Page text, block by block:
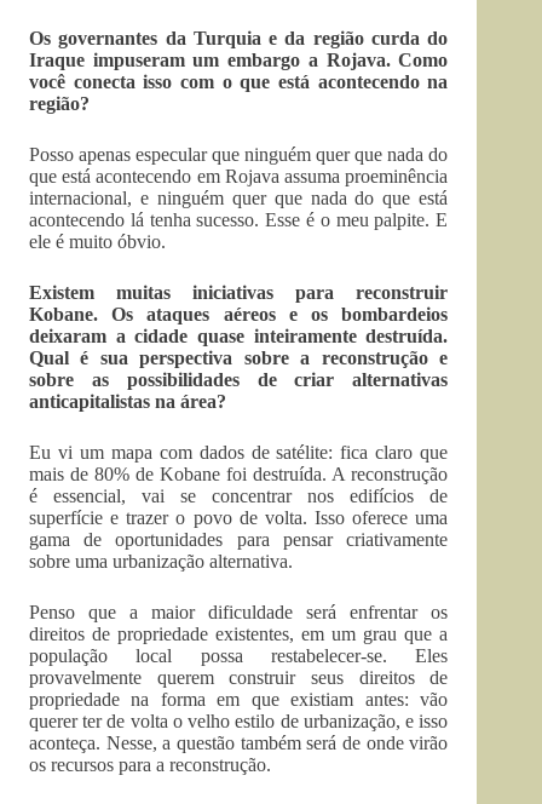
Os governantes da Turquia e da região curda do
Iraque impuseram um embargo a Rojava. Como
você conecta isso com o que está acontecendo na
região?
Posso apenas especular que ninguém quer que nada do
que está acontecendo em Rojava assuma proeminência
internacional, e ninguém quer que nada do que está
acontecendo lá tenha sucesso. Esse é o meu palpite. E
ele é muito óbvio.
Existem muitas iniciativas para reconstruir
Kobane. Os ataques aéreos e os bombardeios
deixaram a cidade quase inteiramente destruída.
Qual é sua perspectiva sobre a reconstrução e
sobre as possibilidades de criar alternativas
anticapitalistas na área?
Eu vi um mapa com dados de satélite: fica claro que
mais de 80% de Kobane foi destruída. A reconstrução
é essencial, vai se concentrar nos edifícios de
superfície e trazer o povo de volta. Isso oferece uma
gama de oportunidades para pensar criativamente
sobre uma urbanização alternativa.
Penso que a maior dificuldade será enfrentar os
direitos de propriedade existentes, em um grau que a
população local possa restabelecer-se. Eles
provavelmente querem construir seus direitos de
propriedade na forma em que existiam antes: vão
querer ter de volta o velho estilo de urbanização, e isso
aconteça. Nesse, a questão também será de onde virão
os recursos para a reconstrução.